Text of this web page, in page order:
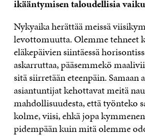
ikääntymisen taloudellisia
Nykyaika herättää meissä
levottomuutta. Olemme tehneet
eläkepäivien siintäessä
askarruttaa, pääsemmekö
sitä siirretään eteenpäin. Samaan
asiantuntijat kehottavat meitä
mahdollisuudesta, että työnteko
kolme, viisi, ehkä jopa
pidempään kuin mitä olemme